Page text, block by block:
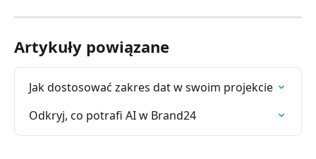
Artykuły powiązane
Jak dostosować zakres dat w swoim projekcie
Odkryj, co potrafi AI w Brand24